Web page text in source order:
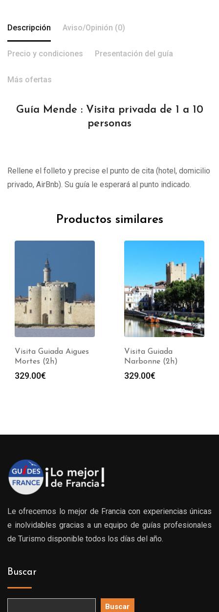
Descripción Aviso/Opinión (0)
Precio y condiciones Presentación del guía
Más ofertas
Guía Mende : Visita privada de 1 a 10
personas
Rellene el folleto y precise el punto de cita (hotel, domicilio
privado, AirBnb). Su guía le esperará al punto indicado.
Productos similares
Visita Guiada Aigues
Mortes (2h)
329.00€
Visita Guiada
Narbonne (2h)
329.00€
Le ofrecemos lo mejor de Francia con experiencias únicas
e inolvidables gracias a un equipo de guías profesionales
de Turismo disponible todos los días del año.
Buscar
Buscar